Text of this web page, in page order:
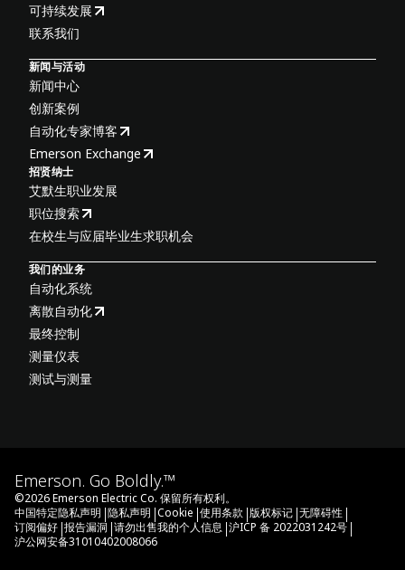
可持续发展
联系我们
新闻与活动
新闻中心
创新案例
自动化专家博客
Emerson Exchange
招贤纳士
艾默生职业发展
职位搜索
在校生与应届毕业生求职机会
我们的业务
自动化系统
离散自动化
最终控制
测量仪表
测试与测量
Emerson. Go Boldly.™
©2026Emerson Electric Co. 保留所有权利。
中国特定隐私声明 |隐私声明 |Cookie |使用条款 |版权标记 |无障碍性 |
订阅偏好 |报告漏洞 |请勿出售我的个人信息 |沪ICP 备 2022031242号 |
沪公网安备31010402008066